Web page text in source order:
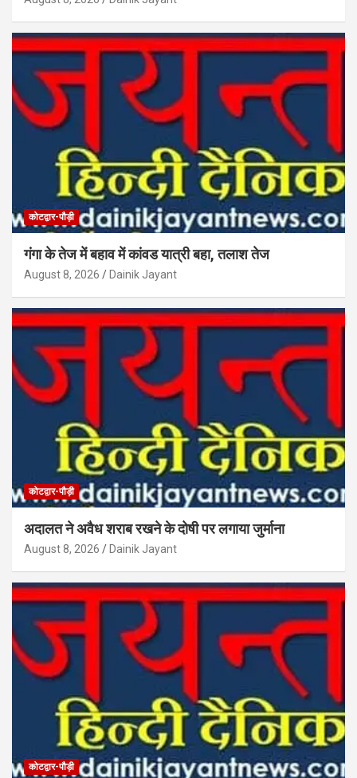
कोटद्वार-पौड़ी
गंगा के तेज में बहाव में कांवड यात्री बहा, तलाश तेज
August 8, 2026 Dainik Jayant
कोटद्वार-पौड़ी
अदालत ने अवैध शराब रखने के दोषी पर लगाया जुर्माना
August 8, 2026 Dainik Jayant
कोटद्वार-पौड़ी